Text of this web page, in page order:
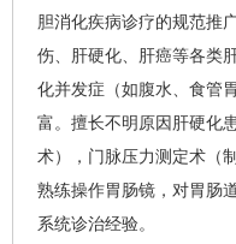
胆消化疾病诊疗的规范推广
伤
肝硬化 肝癌等各类
化并发症（如腹水、食管
富。擅长不明原因肝硬化
术），门脉压力测定术（
熟练操作胃肠镜，对胃肠
系统诊治经验。